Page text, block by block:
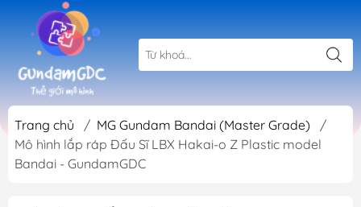
Trang chủ / MG Gundam Bandai (Master Grade)
/
Mô hình lắp ráp Đấu Sĩ LBX Hakai-o Z Plastic model
Bandai - GundamGDC